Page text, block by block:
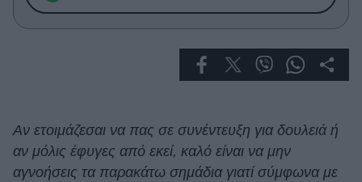
Ζώδια
Cooking
Green
Αν ετοιμάζεσαι να πας σε συνέντευξη για δουλειά ή
αν μόλις έφυγες από εκεί, καλό είναι να μην
αγνοήσεις τα παρακάτω σημάδια γιατί σύμφωνα με